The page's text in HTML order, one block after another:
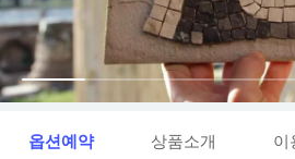
옵션예약 상품소개 이